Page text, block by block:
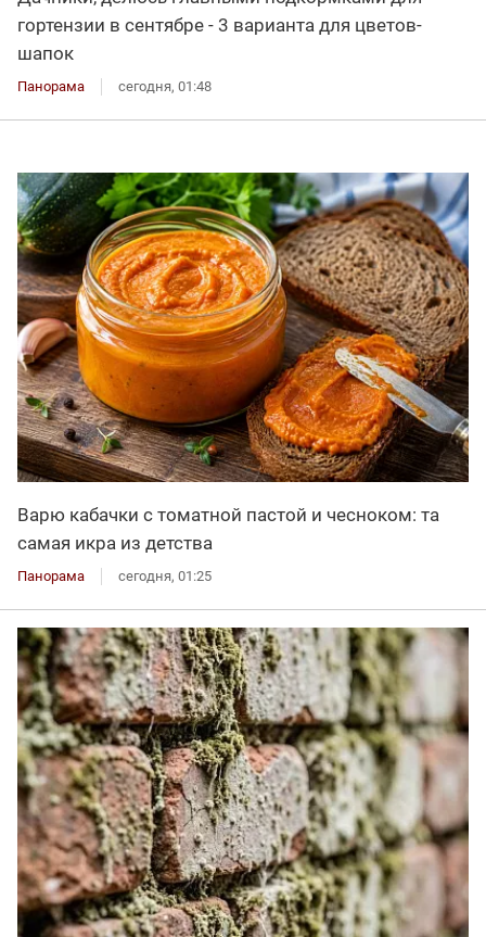
гортензии в сентябре - 3 варианта для цветов-
шапок
Панорама сегодня, 01:48
Варю кабачки с томатной пастой и чесноком: та
самая икра из детства
Панорама сегодня, 01:25